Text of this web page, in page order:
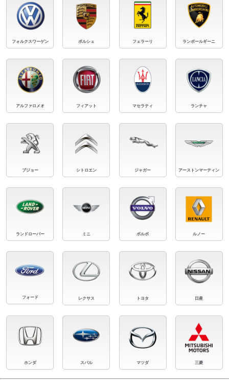
フォルクスワーゲン ポルシェ フェラーリ ランボールギーニ
アルファロメオ フィアット マセラティ ランチャ
プジョー シトロエン ジャガー アーストンマーティン
ランドローバー ミニ ボルボ ルノー
フォード レクサス トヨタ 日産
ホンダ スバル マツダ 三菱